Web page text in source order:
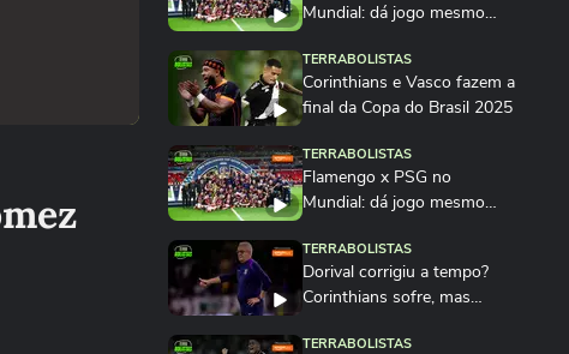
Mundial: dá jogo mesmo
TERRABOLISTAS
Corinthians e Vasco fazem a
final da Copa do Brasil 2025
TERRABOLISTAS
Flamengo x PSG no
Mundial: dá jogo mesmo
TERRABOLISTAS
Dorival corrigiu a tempo?
Corinthians sofre, mas
TERRABOLISTAS